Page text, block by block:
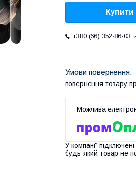
Купити
+380 (66) 352-86-03
повернення товару
У компанії
будь-який товар не